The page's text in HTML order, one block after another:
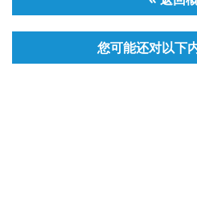
您可能还对以下